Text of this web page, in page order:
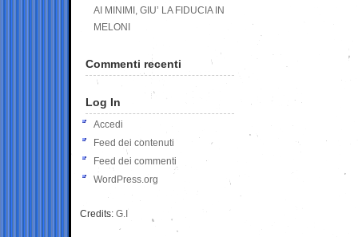
AI MINIMI, GIU’ LA FIDUCIA IN
MELONI
Commenti recenti
Log In
Accedi
Feed dei contenuti
Feed dei commenti
WordPress.org
Credits: G.I